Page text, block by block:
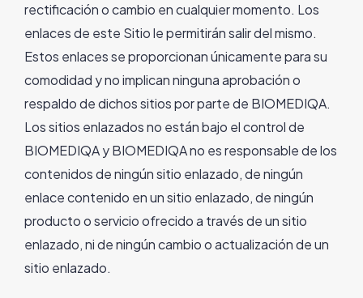
rectificación o cambio en cualquier momento. Los
enlaces de este Sitio le permitirán salir del mismo.
Estos enlaces se proporcionan únicamente para su
comodidad y no implican ninguna aprobación o
respaldo de dichos sitios por parte de BIOMEDIQA.
Los sitios enlazados no están bajo el control de
BIOMEDIQA y BIOMEDIQA no es responsable de los
contenidos de ningún sitio enlazado, de ningún
enlace contenido en un sitio enlazado, de ningún
producto o servicio ofrecido a través de un sitio
enlazado, ni de ningún cambio o actualización de un
sitio enlazado.